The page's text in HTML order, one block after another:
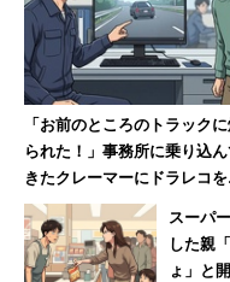
学び、運転士からダイ
令員などの道へ進む例
健康増進センターに産
康経営にも注力し、
ト500」に認定された
行導入も開始。項目別
る。
「お前のところのトラック
られた！」事務所に乗り込
きたクレーマーにドラレコ
せた結果→蛇行運転が発覚し
「逃げるように去っていっ
スーパ
した親
ょ」と